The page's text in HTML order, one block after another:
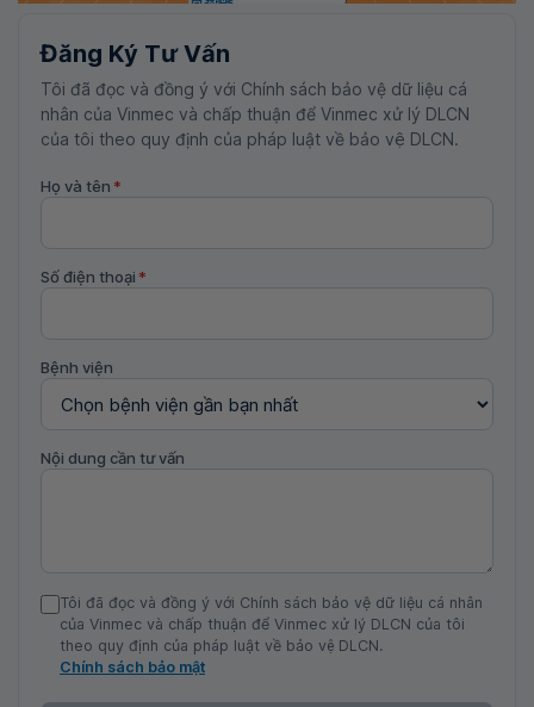
Đăng Ký Tư Vấn
Tôi đã đọc và đồng ý với Chính sách bảo vệ dữ liệu cá
nhân của Vinmec và chấp thuận để Vinmec xử lý DLCN
của tôi theo quy định của pháp luật về bảo vệ DLCN.
Họ và tên *
Số điện thoại *
Bệnh viện
Nội dung cần tư vấn
Tôi đã đọc và đồng ý với Chính sách bảo vệ dữ liệu cá nhân
của Vinmec và chấp thuận để Vinmec xử lý DLCN của tôi
theo quy định của pháp luật về bảo vệ DLCN.
Chính sách bảo mật